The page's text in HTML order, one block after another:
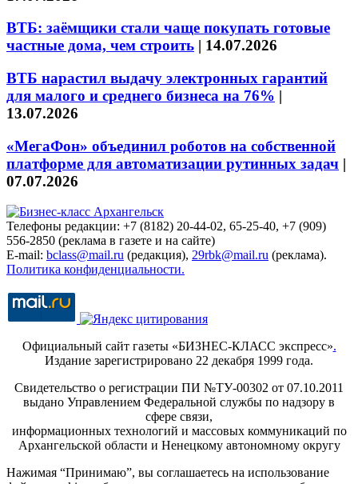
ВТБ: заёмщики стали чаще покупать готовые
частные дома, чем строить | 14.07.2026
ВТБ нарастил выдачу электронных гарантий
для малого и среднего бизнеса на 76% |
13.07.2026
«МегаФон» объединил роботов на собственной
платформе для автоматизации рутинных задач |
07.07.2026
Телефоны редакции: +7 (8182) 20-44-02, 65-25-40, +7 (909)
556-2850 (реклама в газете и на сайте)
E-mail: bclass@mail.ru (редакция), 29rbk@mail.ru (реклама).
Политика конфиденциальности.
Официальный сайт газеты «БИЗНЕС-КЛАСС экспресс».
Издание зарегистрировано 22 декабря 1999 года.
Свидетельство о регистрации ПИ №ТУ-00302 от 07.10.2011
выдано Управлением Федеральной службы по надзору в
сфере связи,
информационных технологий и массовых коммуникаций по
Архангельской области и Ненецкому автономному округу
Нажимая “Принимаю”, вы соглашаетесь на использование